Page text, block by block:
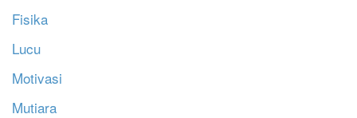
Fisika
Lucu
Motivasi
Mutiara